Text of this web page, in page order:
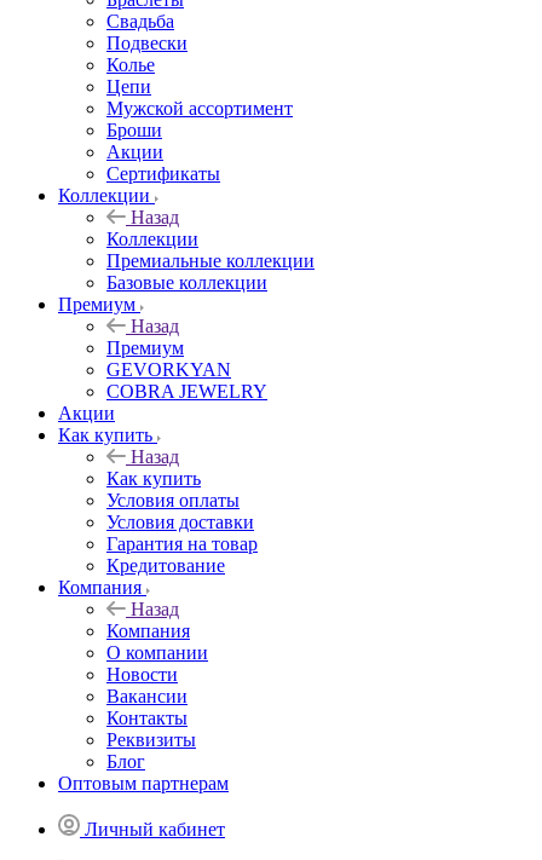
Свадьба
Подвески
Колье
Цепи
Мужской ассортимент
Броши
Акции
Сертификаты
Коллекции
Назад
Коллекции
Премиальные коллекции
Базовые коллекции
Премиум
Назад
Премиум
GEVORKYAN
COBRA JEWELRY
Акции
Как купить
Назад
Как купить
Условия оплаты
Условия доставки
Гарантия на товар
Кредитование
Компания
Назад
Компания
О компании
Новости
Вакансии
Контакты
Реквизиты
Блог
Оптовым партнерам
Личный кабинет